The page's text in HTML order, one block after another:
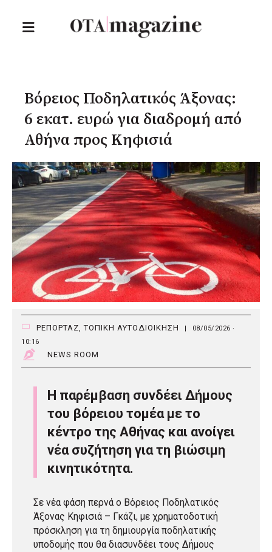
Βόρειος Ποδηλατικός Άξονας:
6 εκατ. ευρώ για διαδρομή από
Αθήνα προς Κηφισιά
ΡΕΠΟΡΤΑΖ ,ΤΟΠΙΚΗ ΑΥΤΟΔΙΟΙΚΗΣΗ |
08/05/2026 ·
10:16
NEWS ROOM
Η παρέμβαση συνδέει Δήμους
του βόρειου τομέα με το
κέντρο της Αθήνας και ανοίγει
νέα συζήτηση για τη βιώσιμη
κινητικότητα.
Σε νέα φάση περνά ο Βόρειος Ποδηλατικός
Άξονας Κηφισιά – Γκάζι, με χρηματοδοτική
πρόσκληση για τη δημιουργία ποδηλατικής
υποδομής που θα διασυνδέει τους Δήμους